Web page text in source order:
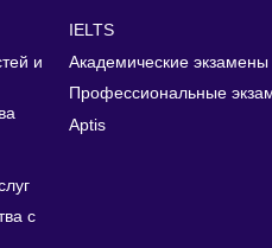
и
с
IELTS
Академические экзамены
Профессиональные
Aptis